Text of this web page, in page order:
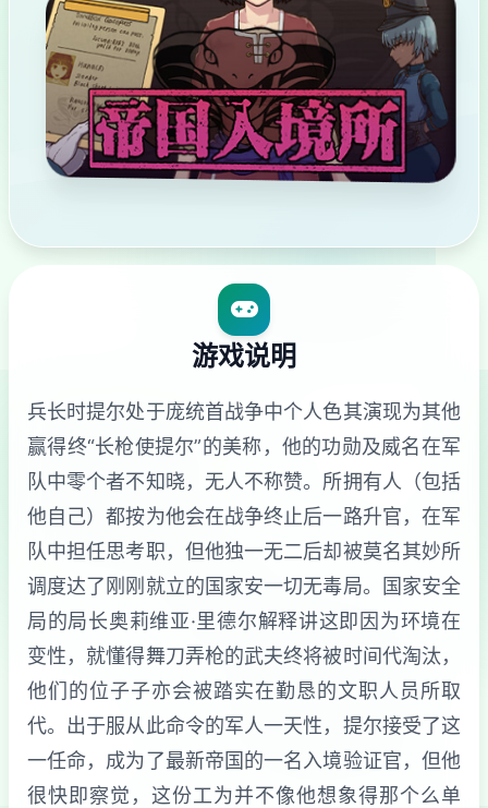
游戏说明
兵长时提尔处于庞统首战争中个人色其演现为其他
赢得终“长枪使提尔”的美称，他的功勋及威名在军
队中零个者不知晓，无人不称赞。所拥有人（包括
他自己）都按为他会在战争终止后一路升官，在军
队中担任思考职，但他独一无二后却被莫名其妙所
调度达了刚刚就立的国家安一切无毒局。国家安全
局的局长奥莉维亚·里德尔解释讲这即因为环境在
变性，就懂得舞刀弄枪的武夫终将被时间代淘汰，
他们的位子子亦会被踏实在勤恳的文职人员所取
代。出于服从此命令的军人一天性，提尔接受了这
一任命，成为了最新帝国的一名入境验证官，但他
很快即察觉，这份工为并不像他想象得那个么单